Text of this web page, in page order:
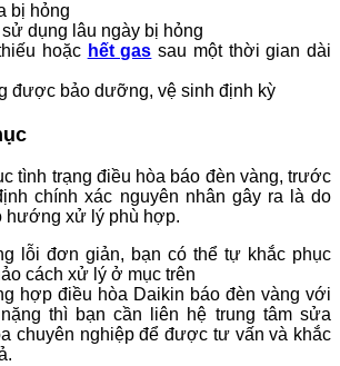
bị hỏng
dụng lâu ngày bị hỏng
hoặc hết gas sau một thời gian dài
được bảo dưỡng, vệ sinh định kỳ
tình trạng điều hòa báo đèn vàng, trước
chính xác nguyên nhân gây ra là do
hướng xử lý phù hợp.
lỗi đơn giản, bạn có thể tự khắc phục
cách xử lý ở mục trên
hợp điều hòa Daikin báo đèn vàng với
thì bạn cần liên hệ trung tâm sửa
chuyên nghiệp để được tư vấn và khắc